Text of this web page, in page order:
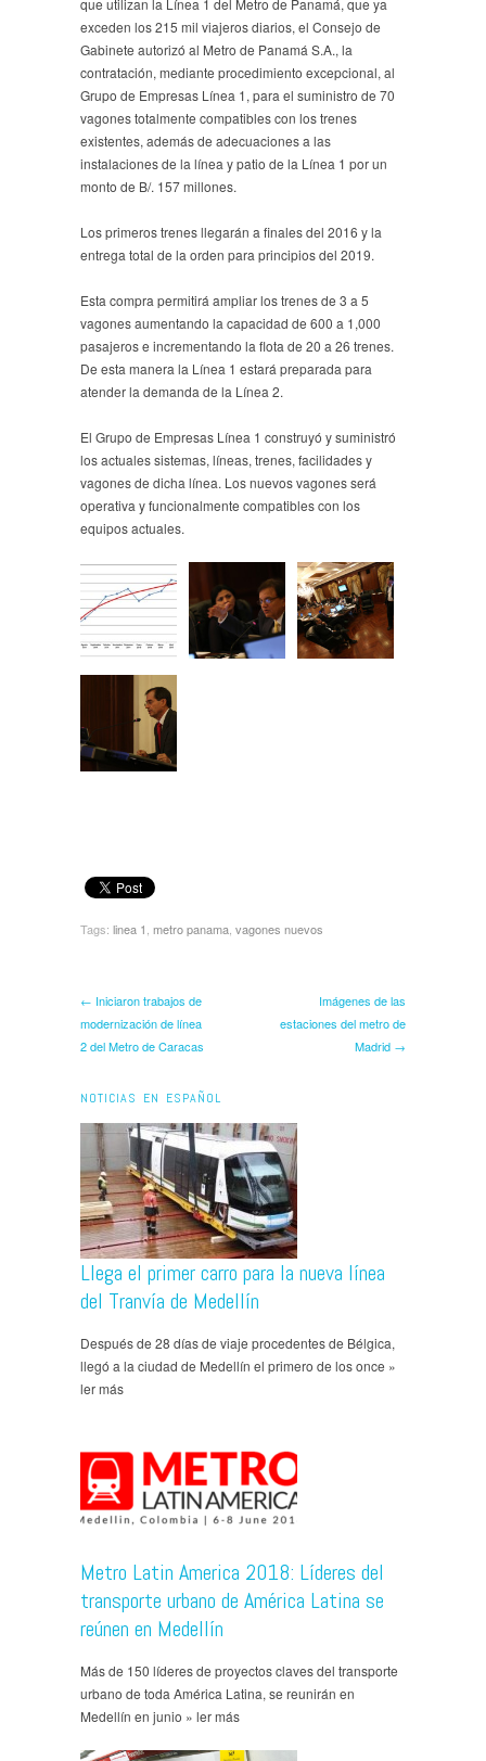
que utilizan la Línea 1 del Metro de Panamá, que ya
exceden los 215 mil viajeros diarios, el Consejo de
Gabinete autorizó al Metro de Panamá S.A., la
contratación, mediante procedimiento excepcional, al
Grupo de Empresas Línea 1, para el suministro de 70
vagones totalmente compatibles con los trenes
existentes, además de adecuaciones a las
instalaciones de la línea y patio de la Línea 1 por un
monto de B/. 157 millones.
Los primeros trenes llegarán a finales del 2016 y la
entrega total de la orden para principios del 2019.
Esta compra permitirá ampliar los trenes de 3 a 5
vagones aumentando la capacidad de 600 a 1,000
pasajeros e incrementando la flota de 20 a 26 trenes.
De esta manera la Línea 1 estará preparada para
atender la demanda de la Línea 2.
El Grupo de Empresas Línea 1 construyó y suministró
los actuales sistemas, líneas, trenes, facilidades y
vagones de dicha línea. Los nuevos vagones será
operativa y funcionalmente compatibles con los
equipos actuales.
Tags: linea 1, metro panama, vagones nuevos
← ​​Iniciaron trabajos de
modernización de línea
2 del Metro de Caracas
Imágenes de las
estaciones del metro de
Madrid →
NOTICIAS EN ESPAÑOL
Llega el primer carro para la nueva línea
del Tranvía de Medellín
Después de 28 días de viaje procedentes de Bélgica,
llegó a la ciudad de Medellín el primero de los once »
ler más
Metro Latin America 2018: Líderes del
transporte urbano de América Latina se
reúnen en Medellín
Más de 150 líderes de proyectos claves del transporte
urbano de toda América Latina, se reunirán en
Medellín en junio » ler más